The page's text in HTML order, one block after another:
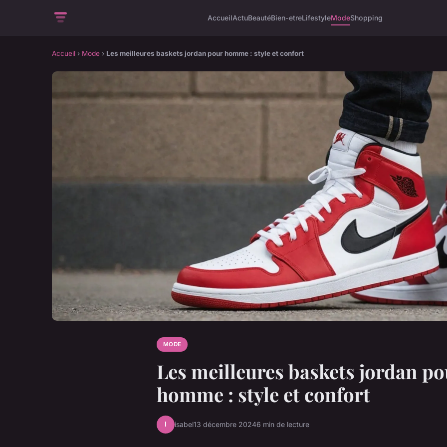
AccueilActuBeautéBien-etreLifestyleModeShopping
Accueil › Mode › Les meilleures baskets jordan pour homme : style et confort
MODE
Les meilleures baskets jordan
homme : style et confort
I isabel13 décembre 20246 min de lecture